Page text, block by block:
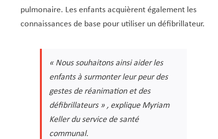
pulmonaire. Les enfants acquièrent également les
connaissances de base pour utiliser un défibrillateur.
« Nous souhaitons ainsi aider les
enfants à surmonter leur peur des
gestes de réanimation et des
défibrillateurs » , explique Myriam
Keller du service de santé
communal.